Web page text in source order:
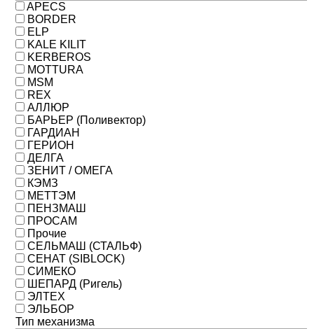
APECS
BORDER
ELP
KALE KILIT
KERBEROS
MOTTURA
MSM
REX
АЛЛЮР
БАРЬЕР (Поливектор)
ГАРДИАН
ГЕРИОН
ДЕЛГА
ЗЕНИТ / ОМЕГА
КЭМЗ
МЕТТЭМ
ПЕНЗМАШ
ПРОСАМ
Прочие
СЕЛЬМАШ (СТАЛЬФ)
СЕНАТ (SIBLOCK)
СИМЕКО
ШЕПАРД (Ригель)
ЭЛТЕХ
ЭЛЬБОР
Тип механизма